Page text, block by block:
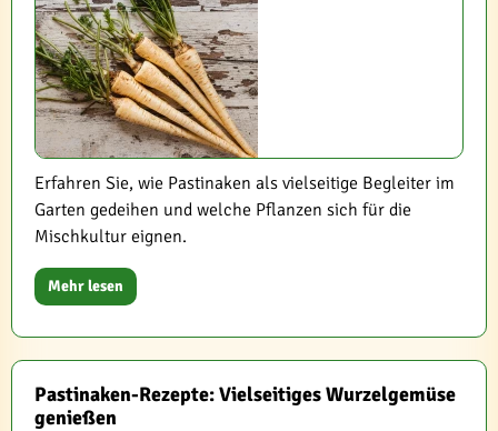
Erfahren Sie, wie Pastinaken als vielseitige Begleiter im
Garten gedeihen und welche Pflanzen sich für die
Mischkultur eignen.
Mehr lesen
Pastinaken-Rezepte: Vielseitiges Wurzelgemüse
genießen